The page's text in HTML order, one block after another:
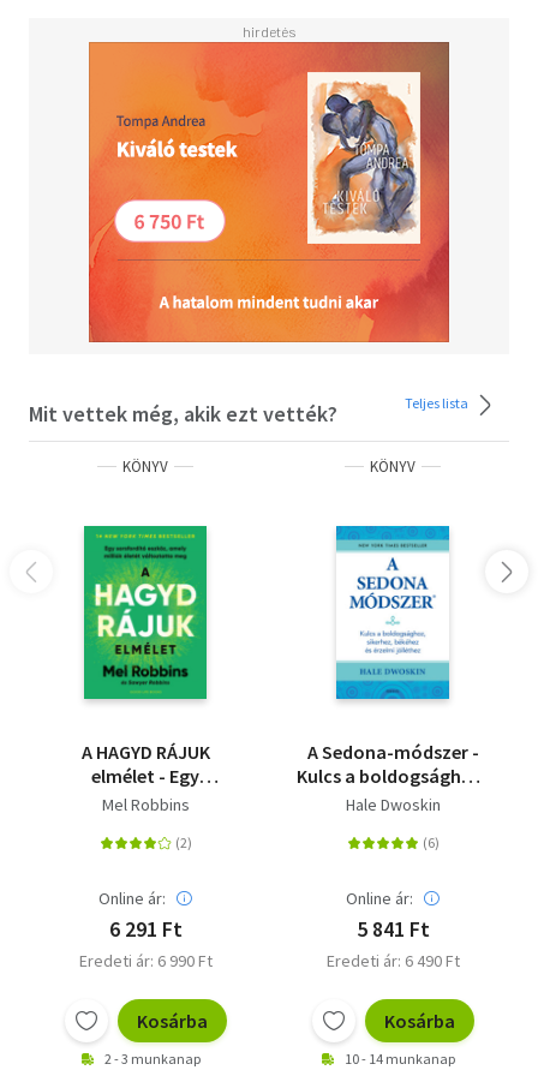
bennünket önmagunk legbensőbb berkeibe, hogy
ellenére képesek legyünk megtalálni a boldogságot és
"Jay Shetty szuperereje abban rejlik, hogy a bölcsességet
és tudást időszerűvé és elérhetővé teszi. Mély, nagy hatású
és gyakorlatias a könyve." Will Smith és Jada Pinkett
"Olvasd el ezt a könyvet, hogy kinyisd az elméd,
újraértelmezd a sikert és megértsd a valódi, mélyebb
céljaidat." Arianna Huffington
"Ez a könyv kiszabadít a társadalmi beidegződések
bűvköréből és segít, hogy a saját életed építőmérnökévé
Mit vettek még, akik ezt vették? Teljes lista
KÖNYV
A HAGYD RÁJUK
elmélet - Egy
sorsfordító eszköz,
változtatta meg
Mel Robbins
Online ár:
6 291 Ft
Eredeti ár: 6 990 Ft
Kosárba
2 - 3 munkanap
KÖNYV
A Sedona-módszer -
Kulcs a boldogsághoz,
sikerhez, békéhez és
Hale Dwoskin
Online ár:
5 841 Ft
Eredeti ár: 6 490 Ft
Kosárba
10 - 14 munkanap